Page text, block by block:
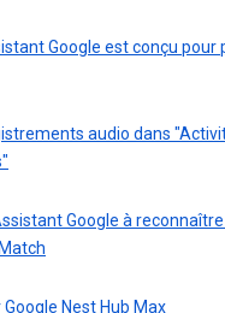
Google est conçu pour
audio dans
Google à
Nest Hub Max